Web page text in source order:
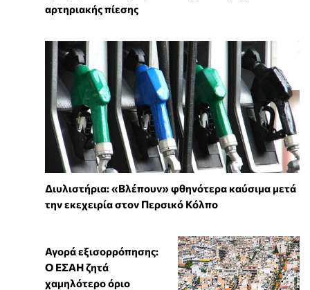
αρτηριακής πίεσης
Διυλιστήρια: «Βλέπουν» φθηνότερα καύσιμα μετά
την εκεχειρία στον Περσικό Κόλπο
Αγορά εξισορρόπησης:
Ο ΕΣΑΗ ζητά
χαμηλότερο όριο